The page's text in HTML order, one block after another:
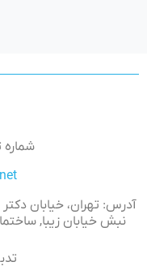
شماره تماس:
آدرس: تهران، خیابان
نبش خیابان زیبا, ساختمان زیبا پلاک